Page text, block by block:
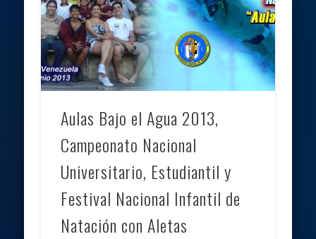
Aulas Bajo el Agua 2013,
Campeonato Nacional
Universitario, Estudiantil y
Festival Nacional Infantil de
Natación con Aletas